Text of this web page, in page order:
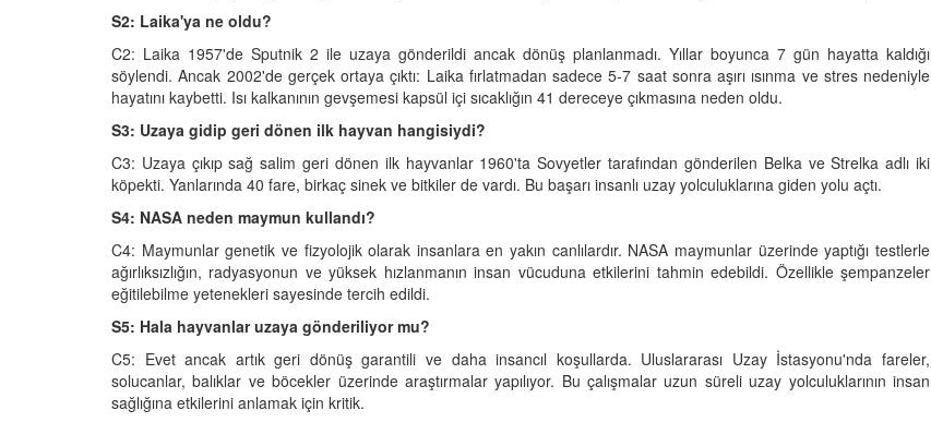
S2: Laika'ya ne oldu?
C2: Laika 1957'de Sputnik 2 ile uzaya gönderildi ancak dönüş planlanmadı. Yıllar boyunca 7 gün hayatta kaldığı
söylendi. Ancak 2002'de gerçek ortaya çıktı: Laika fırlatmadan sadece 5-7 saat sonra aşırı ısınma ve stres nedeniyle
hayatını kaybetti. Isı kalkanının gevşemesi kapsül içi sıcaklığın 41 dereceye çıkmasına neden oldu.
S3: Uzaya gidip geri dönen ilk hayvan hangisiydi?
C3: Uzaya çıkıp sağ salim geri dönen ilk hayvanlar 1960'ta Sovyetler tarafından gönderilen Belka ve Strelka adlı iki
köpekti. Yanlarında 40 fare, birkaç sinek ve bitkiler de vardı. Bu başarı insanlı uzay yolculuklarına giden yolu açtı.
S4: NASA neden maymun kullandı?
C4: Maymunlar genetik ve fizyolojik olarak insanlara en yakın canlılardır. NASA maymunlar üzerinde yaptığı testlerle
ağırlıksızlığın, radyasyonun ve yüksek hızlanmanın insan vücuduna etkilerini tahmin edebildi. Özellikle şempanzeler
eğitilebilme yetenekleri sayesinde tercih edildi.
S5: Hala hayvanlar uzaya gönderiliyor mu?
C5: Evet ancak artık geri dönüş garantili ve daha insancıl koşullarda. Uluslararası Uzay İstasyonu'nda fareler,
solucanlar, balıklar ve böcekler üzerinde araştırmalar yapılıyor. Bu çalışmalar uzun süreli uzay yolculuklarının insan
sağlığına etkilerini anlamak için kritik.